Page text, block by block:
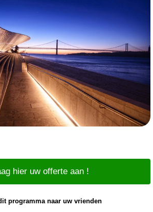
hier uw offerte aan !
programma naar uw vrienden